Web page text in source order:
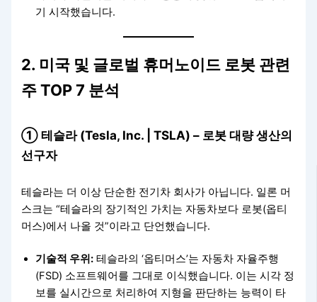
기 시작했습니다.
2. 미국 및 글로벌 휴머노이드 로봇 관련
주 TOP 7 분석
① 테슬라 (Tesla, Inc. | TSLA) – 로봇 대량 생산의
선구자
테슬라는 더 이상 단순한 전기차 회사가 아닙니다. 일론 머
스크는 “테슬라의 장기적인 가치는 자동차보다 로봇(옵티
머스)에서 나올 것”이라고 단언했습니다.
기술적 우위: 테슬라의 ‘옵티머스’는 자동차 자율주행
(FSD) 소프트웨어를 그대로 이식했습니다. 이는 시각 정
보를 실시간으로 처리하여 지형을 판단하는 능력이 타